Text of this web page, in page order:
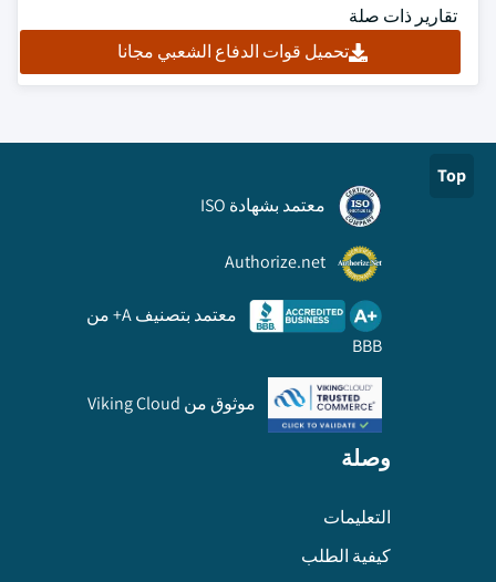
تقارير ذات صلة
تحميل قوات الدفاع الشعبي مجانا
Top
معتمد بشهادة ISO
Authorize.net
معتمد بتصنيف A+ من
BBB
موثوق من Viking Cloud
وصلة
التعليمات
كيفية الطلب